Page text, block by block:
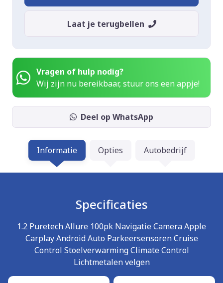
Laat je terugbellen
Vragen of hulp nodig?
Wij zijn nu bereikbaar, stuur ons een appje!
Deel op WhatsApp
Informatie Opties Autobedrijf
Specificaties
1.2 Puretech Allure 100pk Navigatie Camera Apple
Carplay Android Auto Parkeersensoren Cruise
Control Stoelverwarming Climate Control
Lichtmetalen velgen